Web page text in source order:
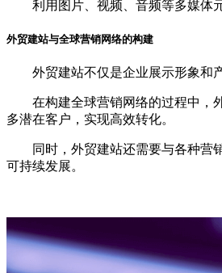
利用图片、视频、音频等多媒体元
外贸建站与全球营销网络的构建
外贸建站不仅是企业展示形象和产
在构建全球营销网络的过程中，外
多潜在客户，实现高效转化。
同时，外贸建站还需要与各种营销
可持续发展。